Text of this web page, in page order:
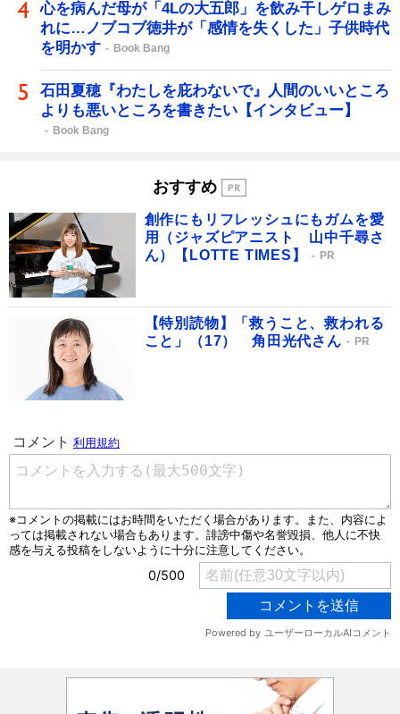
心を病んだ母が「4Lの大五郎」を飲み干しゲロまみ
れに…ノブコブ徳井が「感情を失くした」子供時代
を明かす
Book Bang
石田夏穂『わたしを庇わないで』人間のいいところ
よりも悪いところを書きたい【インタビュー】
Book Bang
おすすめ
創作にもリフレッシュにもガムを愛
用（ジャズピアニスト 山中千尋さ
ん）【LOTTE TIMES】
PR
【特別読物】「救うこと、救われる
こと」（17） 角田光代さん
PR